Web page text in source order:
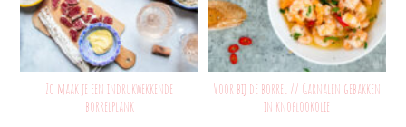
Zo maak je een indrukwekkende
borrelplank
Voor bij de borrel // Garnalen gebakken
in knoflookolie